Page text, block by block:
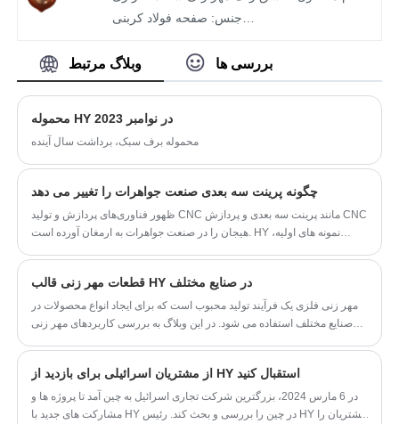
عملکرد موتور را بهبود می بخشد و در عین حال
جنس: صفحه فولاد کربنی
اندازه پردازش: 66.3 * 34 * 10 (mm)
فرآیند: برش، شکل دهی، کشیدن عمیق، اکستروژن
وبلاگ مرتبط بررسی ها
محموله HY در نوامبر 2023
محموله برف سبک، برداشت سال آینده
چگونه پرینت سه بعدی صنعت جواهرات را تغییر می دهد
ظهور فناوری‌های پردازش و تولید CNC مانند پرینت سه بعدی و پردازش CNC
هیجان را در صنعت جواهرات به ارمغان آورده است. HY نمونه های اولیه،
قطعات مهر زنی قالب HY در صنایع مختلف
مهر زنی فلزی یک فرآیند تولید محبوب است که برای ایجاد انواع محصولات در
صنایع مختلف استفاده می شود. در این وبلاگ به بررسی کاربردهای مهر زنی
از مشتریان اسرائیلی برای بازدید از HY استقبال کنید
در 6 مارس 2024، بزرگترین شرکت تجاری اسرائیل به چین آمد تا پروژه ها و
مشارکت های جدید با HY در چین را بررسی و بحث کند. رئیس HY مشتریان را